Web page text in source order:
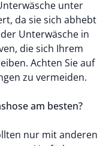
unter
da sie sich abhebt
Unterwäsche in
die sich Ihrem
Achten Sie auf
zu vermeiden.
am besten?
nur mit anderen